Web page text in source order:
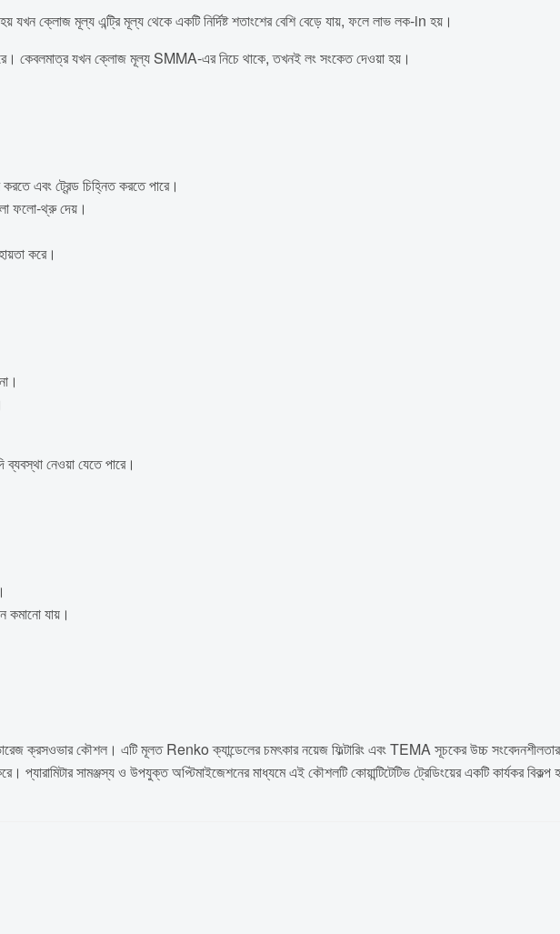
যখন ক্লোজ মূল্য এন্ট্রি মূল্য থেকে একটি নির্দিষ্ট শতাংশের বেশি বেড়ে যায়, ফলে লাভ লক-in হয়।
করে। কেবলমাত্র যখন ক্লোজ মূল্য SMMA-এর নিচে থাকে, তখনই লং সংকেত দেওয়া হয়।
এবং ট্রেন্ড চিহ্নিত করতে পারে।
ফলো-থ্রু দেয়।
করে।
নেওয়া যেতে পারে।
কমানো যায়।
ক্রসওভার কৌশল। এটি মূলত Renko ক্যান্ডেলের চমৎকার নয়েজ ফিল্টারিং এবং TEMA সূচকের উচ্চ সংবেদনশীলতার
সামঞ্জস্য ও উপযুক্ত অপ্টিমাইজেশনের মাধ্যমে এই কৌশলটি কোয়ান্টিটেটিভ ট্রেডিংয়ের একটি কার্যকর বিকল্প